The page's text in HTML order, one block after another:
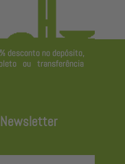
Newsletter